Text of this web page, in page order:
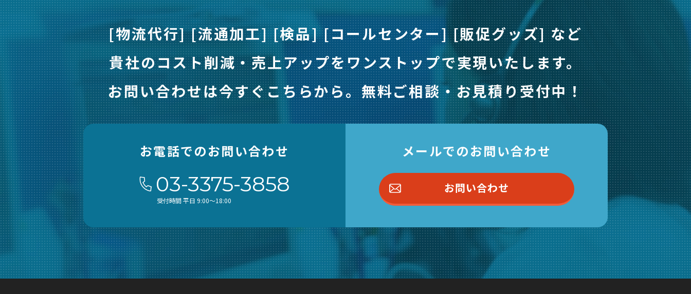
[物流代行] [流通加工] [検品] [コールセンター] [販促グッズ] など
貴社のコスト削減・売上アップをワンストップで実現いたします。
お問い合わせは今すぐこちらから。無料ご相談・お見積り受付中！
お電話でのお問い合わせ
03-3375-3858
受付時間 平日 9:00～18:00
メールでのお問い合わせ
お問い合わせ